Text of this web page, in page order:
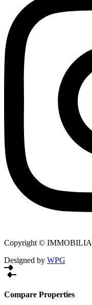
Copyright ©
Designed by WPG
Compare Properties